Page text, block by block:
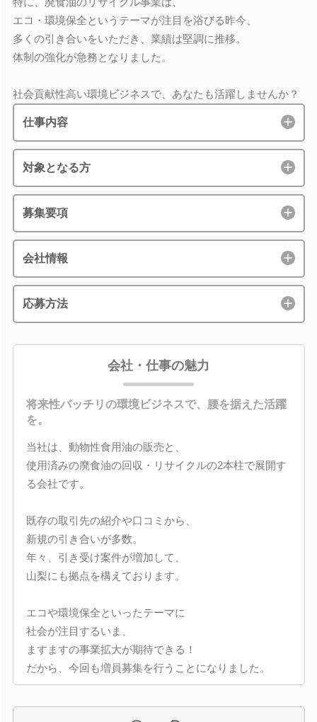
エコ・環境保全というテーマが注目を浴びる昨今、
多くの引き合いをいただき、業績は堅調に推移。
体制の強化が急務となりました。
社会貢献性高い環境ビジネスで、あなたも活躍しませんか？
仕事内容
対象となる方
募集要項
会社情報
応募方法
会社・仕事の魅力
将来性バッチリの環境ビジネスで、腰を据えた活躍
を。
当社は、動物性食用油の販売と、
使用済みの廃食油の回収・リサイクルの2本柱で展開す
る会社です。
既存の取引先の紹介や口コミから、
新規の引き合いが多数。
年々、引き受け案件が増加して、
山梨にも拠点を構えております。
エコや環境保全といったテーマに
社会が注目するいま、
ますますの事業拡大が期待できる！
だから、今回も増員募集を行うことになりました。